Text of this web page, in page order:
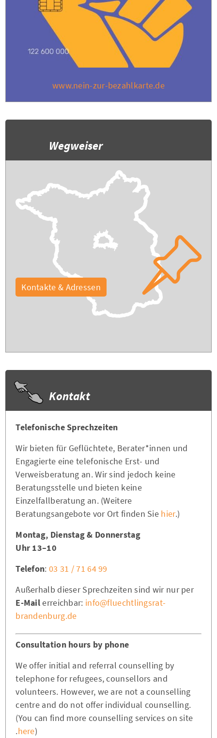
www.nein-zur-bezahlkarte.de
Wegweiser
Kontakte & Adressen
Kontakt
Telefonische Sprechzeiten
Wir bieten für Geflüchtete, Berater*innen und
Engagierte eine telefonische Erst- und
Verweisberatung an. Wir sind jedoch keine
Beratungsstelle und bieten keine
Einzelfallberatung an. (Weitere
Beratungsangebote vor Ort finden Sie hier.)
Montag, Dienstag & Donnerstag
10–13 Uhr
Telefon: 03 31 / 71 64 99
Außerhalb dieser Sprechzeiten sind wir nur per
E-Mailerreichbar: info@fluechtlingsrat-
brandenburg.de
Consultation hours by phone
We offer initial and referral counselling by
telephone for refugees, counsellors and
volunteers. However, we are not a counselling
centre and do not offer individual counselling.
(You can find more counselling services on site
here).